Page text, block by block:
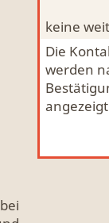
keine
Die
werden